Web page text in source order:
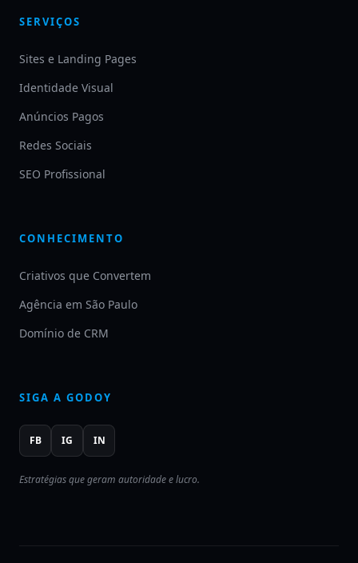
SERVIÇOS
Sites e Landing Pages
Identidade Visual
Anúncios Pagos
Redes Sociais
SEO Profissional
CONHECIMENTO
Criativos que Convertem
Agência em São Paulo
Domínio de CRM
SIGA A GODOY
FB IG IN
Estratégias que geram autoridade e lucro.